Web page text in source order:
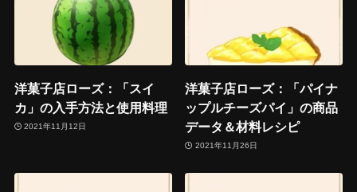
洋菓子店ローズ：「スイ
カ」の入手方法と使用料理
2021年11月12日
洋菓子店ローズ：「パイナ
ップルチーズパイ」の商品
データ＆材料レシピ
2021年11月26日